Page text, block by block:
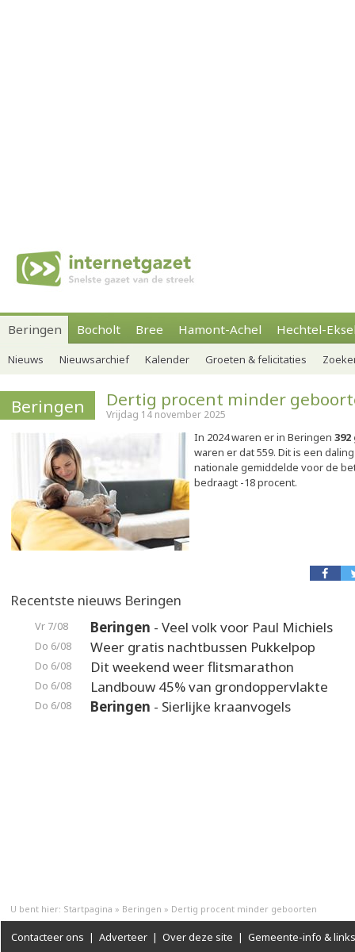
Beringen Bocholt Bree Hamont-Achel Hechtel-
Nieuws Nieuwsarchief Kalender Groeten & felicitaties
Beringen Dertig procent minder
Vrijdag 14 november 2025
In 2024 waren er in Beringen
waren er dat 559. Dit is een
nationale gemiddelde voor de
bedraagt -18 procent.
Recentste nieuws Beringen
Vr 7/08 Beringen - Veel volk voor Paul Michiels
Do 6/08 Weer gratis nachtbussen Pukkelpop
Do 6/08 Dit weekend weer flitsmarathon
Do 6/08 Landbouw 45% van grondoppervlakte
Do 6/08 Beringen - Sierlijke kraanvogels
U bent hier: Startpagina » Beringen » Dertig procent minder geboorten
Contacteer ons | Adverteer | Over deze site | Gemeente-info & links